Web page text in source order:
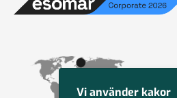
Vi använder kakor